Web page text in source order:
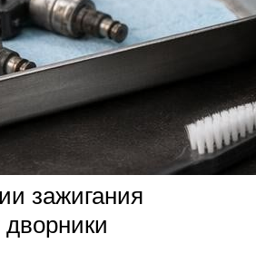
зажигания